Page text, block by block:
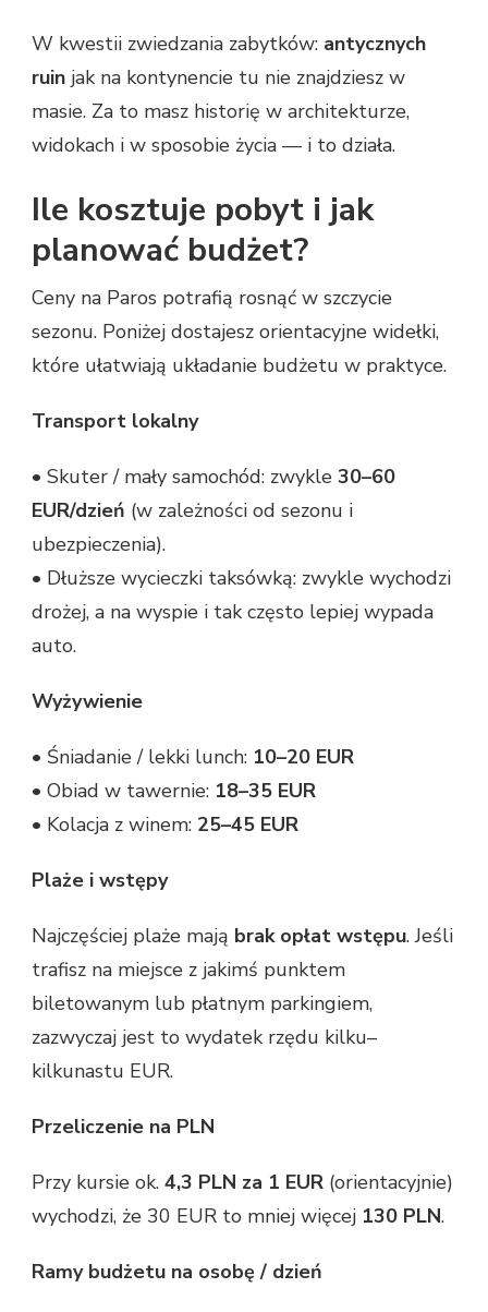
W kwestii zwiedzania zabytków: antycznych
ruin jak na kontynencie tu nie znajdziesz w
masie. Za to masz historię w architekturze,
widokach i w sposobie życia — i to działa.
Ile kosztuje pobyt i jak
planować budżet?
Ceny na Paros potrafią rosnąć w szczycie
sezonu. Poniżej dostajesz orientacyjne widełki,
które ułatwiają układanie budżetu w praktyce.
Transport lokalny
• Skuter / mały samochód: zwykle 30–60
EUR/dzień (w zależności od sezonu i
ubezpieczenia).
• Dłuższe wycieczki taksówką: zwykle wychodzi
drożej, a na wyspie i tak często lepiej wypada
auto.
Wyżywienie
• Śniadanie / lekki lunch: 10–20 EUR
• Obiad w tawernie: 18–35 EUR
• Kolacja z winem: 25–45 EUR
Plaże i wstępy
Najczęściej plaże mają brak opłat wstępu. Jeśli
trafisz na miejsce z jakimś punktem
biletowanym lub płatnym parkingiem,
zazwyczaj jest to wydatek rzędu kilku–
kilkunastu EUR.
Przeliczenie na PLN
Przy kursie ok. 4,3 PLN za 1 EUR (orientacyjnie)
wychodzi, że 30 EUR to mniej więcej 130 PLN.
Ramy budżetu na osobę / dzień